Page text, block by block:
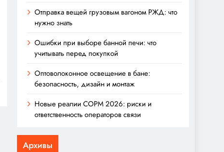
Отправка вещей грузовым вагоном РЖД: что
нужно знать
Ошибки при выборе банной печи: что
учитывать перед покупкой
Оптоволоконное освещение в бане:
безопасность, дизайн и монтаж
Новые реалии СОРМ 2026: риски и
ответственность операторов связи
Архивы